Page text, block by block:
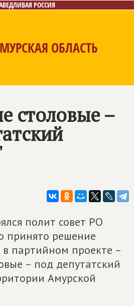
РОССИЯ
ОБЛАСТЬ
столовые –
полит совет РО
принято решение
в партийном проекте –
– под депутатский
Амурской